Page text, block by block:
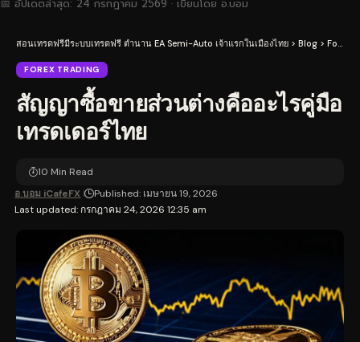
📅 อัปเดตล่าสุด: 24 กรกฎาคม 2569 · เขียนโดย อ.บอม
สอนเทรดฟรีมีระบบเทรดฟรี ตำนาน EA Semi-Auto เจ้าแรกในเมืองไทย > Blog > Forex Trading
FOREX TRADING
สัญญาซื้อขายส่วนต่างคืออะไรคู่มือ
เทรดเดอร์ไทย
Last updated: กรกฎาคม 24, 2026 12:35 am
อ.บอม iCafeFX Published: เมษายน 19, 2026
10 Min Read